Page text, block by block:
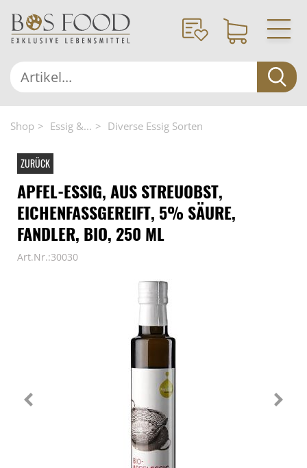
Shop Essig &... Diverse Essig Sorten
ZURÜCK
APFEL-ESSIG, AUS STREUOBST,
EICHENFASSGEREIFT, 5% SÄURE,
FANDLER, BIO, 250 ML
Art.Nr.:30030